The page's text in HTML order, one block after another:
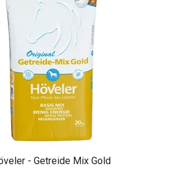
- Getreide Mix Gold